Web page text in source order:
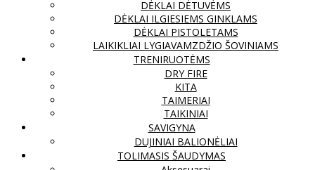
DĖKLAI DĖTUVĖMS
DĖKLAI ILGIESIEMS GINKLAMS
DĖKLAI PISTOLETAMS
LAIKIKLIAI LYGIAVAMZDŽIO ŠOVINIAMS
TRENIRUOTĖMS
DRY FIRE
KITA
TAIMERIAI
TAIKINIAI
SAVIGYNA
DUJINIAI BALIONĖLIAI
TOLIMASIS ŠAUDYMAS